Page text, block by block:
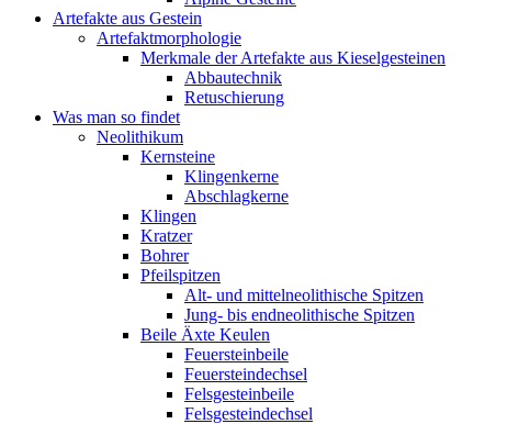
Artefakte aus Gestein
Artefaktmorphologie
Merkmale der Artefakte aus Kieselgesteinen
Abbautechnik
Retuschierung
Was man so findet
Neolithikum
Kernsteine
Klingenkerne
Abschlagkerne
Klingen
Kratzer
Bohrer
Pfeilspitzen
Alt- und mittelneolithische Spitzen
Jung- bis endneolithische Spitzen
Beile Äxte Keulen
Feuersteinbeile
Feuersteindechsel
Felsgesteinbeile
Felsgesteindechsel